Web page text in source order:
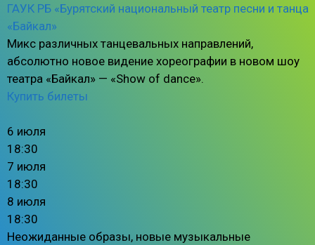
ГАУК РБ «Бурятский национальный театр песни и танца
«Байкал»
Микс различных танцевальных направлений,
абсолютно новое видение хореографии в новом шоу
театра «Байкал» — «Show of dance».
Купить билеты
6 июля
18:30
7 июля
18:30
8 июля
18:30
Неожиданные образы, новые музыкальные